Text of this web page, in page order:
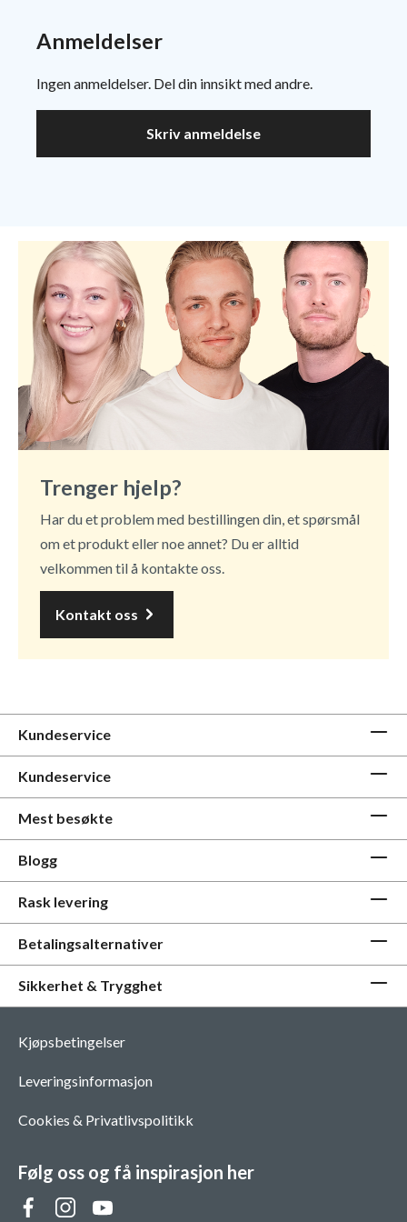
Anmeldelser
Ingen anmeldelser. Del din innsikt med andre.
Skriv anmeldelse
Trenger hjelp?
Har du et problem med bestillingen din, et spørsmål
om et produkt eller noe annet? Du er alltid
velkommen til å kontakte oss.
Kontakt oss
Kundeservice
Kundeservice
Mest besøkte
Blogg
Rask levering
Betalingsalternativer
Sikkerhet & Trygghet
Kjøpsbetingelser
Leveringsinformasjon
Cookies & Privatlivspolitikk
Følg oss og få inspirasjon her